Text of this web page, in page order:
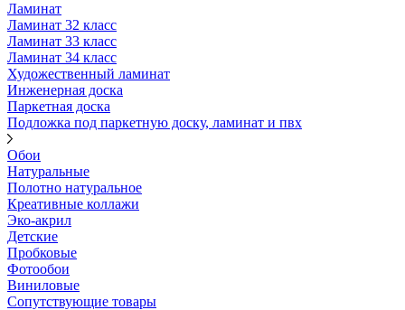
Ламинат
Ламинат 32 класс
Ламинат 33 класс
Ламинат 34 класс
Художественный ламинат
Инженерная доска
Паркетная доска
Подложка под паркетную доску, ламинат и пвх
Обои
Натуральные
Полотно натуральное
Креативные коллажи
Эко-акрил
Детские
Пробковые
Фотообои
Виниловые
Сопутствующие товары